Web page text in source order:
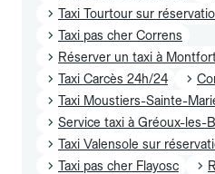
Taxi Tourtour sur
Taxi pas cher Correns
Réserver un taxi à
Taxi Carcès 24h/24
Taxi Moustiers-Sainte-
Service taxi à Gréoux-les-
Taxi Valensole sur
Taxi pas cher Flayosc